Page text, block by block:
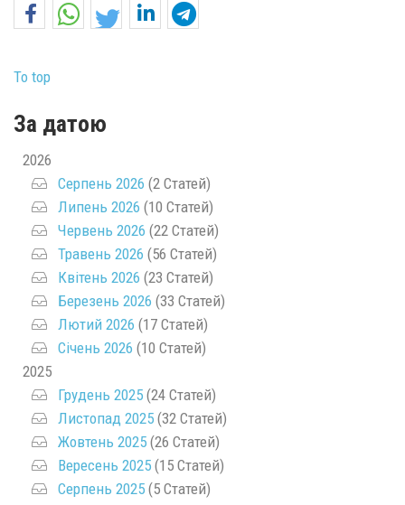
To top
За датою
2026
Серпень 2026 (2 Статей)
Липень 2026 (10 Статей)
Червень 2026 (22 Статей)
Травень 2026 (56 Статей)
Квітень 2026 (23 Статей)
Березень 2026 (33 Статей)
Лютий 2026 (17 Статей)
Січень 2026 (10 Статей)
2025
Грудень 2025 (24 Статей)
Листопад 2025 (32 Статей)
Жовтень 2025 (26 Статей)
Вересень 2025 (15 Статей)
Серпень 2025 (5 Статей)